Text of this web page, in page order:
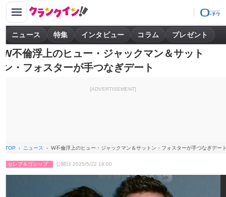
ニュース 特集 インタビュー コラム プレゼント
W不倫浮上のヒュー・ジャックマン＆サット
ン・フォスターが手つなぎデート
[ADVERTISEMENT]
TOP ニュース W不倫浮上のヒュー・ジャックマン＆サットン・フォスターが手つなぎデー
セレブ＆ゴシップ 公開日 2025/5/22 18:00